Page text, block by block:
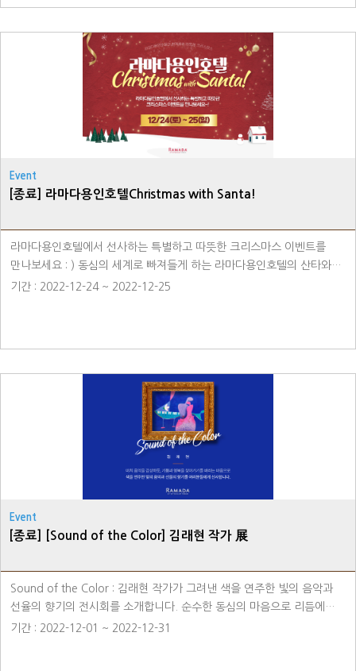
Event
[종료] 라마다용인호텔Christmas with Santa!
라마다용인호텔에서 선사하는 특별하고 따뜻한 크리스마스 이벤트를
만나보세요 : ) 동심의 세계로 빠져들게 하는 라마다용인호텔의 산타와
기간 : 2022-12-24 ~ 2022-12-25
Event
[종료] [Sound of the Color] 김래현 작가 展
Sound of the Color : 김래현 작가가 그려낸 색을 연주한 빛의 음악과
선율의 향기의 전시회를 소개합니다. 순수한 동심의 마음으로 리듬에
맞춰 짜여진 선율의 향기와 행복의 빛을 통해 마음을 힐링하고 잠시
기간 : 2022-12-01 ~ 2022-12-31